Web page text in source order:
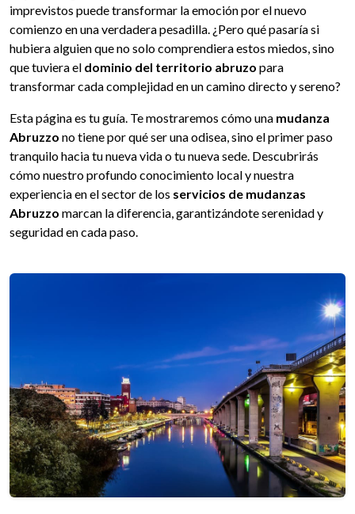
imprevistos puede transformar la emoción por el nuevo
comienzo en una verdadera pesadilla. ¿Pero qué pasaría si
hubiera alguien que no solo comprendiera estos miedos, sino
que tuviera el dominio del territorio abruzo para
transformar cada complejidad en un camino directo y sereno?
Esta página es tu guía. Te mostraremos cómo una mudanza
Abruzzo no tiene por qué ser una odisea, sino el primer paso
tranquilo hacia tu nueva vida o tu nueva sede. Descubrirás
cómo nuestro profundo conocimiento local y nuestra
experiencia en el sector de los servicios de mudanzas
Abruzzo marcan la diferencia, garantizándote serenidad y
seguridad en cada paso.